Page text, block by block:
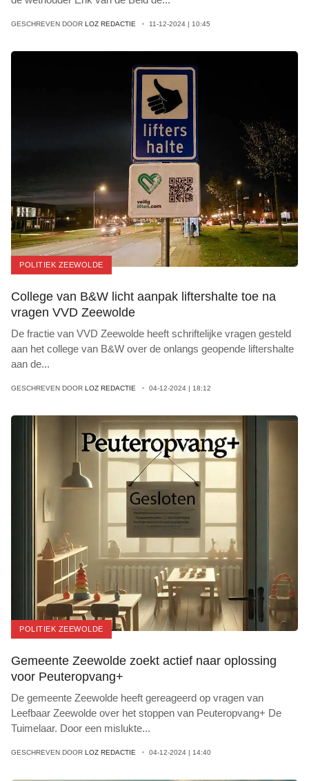
GESCHREVEN DOOR LOZ REDACTIE 11-12-2024 | 10:45
POLITIEK ZEEWOLDE
College van B&W licht aanpak liftershalte toe na
vragen VVD Zeewolde
De fractie van VVD Zeewolde heeft schriftelijke vragen gesteld
aan het college van B&W over de onlangs geopende liftershalte
aan de...
GESCHREVEN DOOR LOZ REDACTIE 04-12-2024 | 18:12
POLITIEK ZEEWOLDE
Gemeente Zeewolde zoekt actief naar oplossing
voor Peuteropvang+
De gemeente Zeewolde heeft gereageerd op vragen van
Leefbaar Zeewolde over het stoppen van Peuteropvang+ De
Tuimelaar. Door een mislukte...
GESCHREVEN DOOR LOZ REDACTIE 04-12-2024 | 14:40